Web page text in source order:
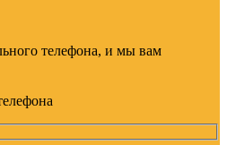
телефона, и мы вам